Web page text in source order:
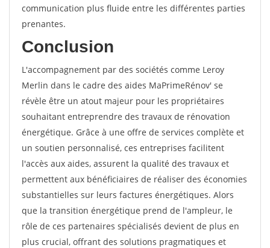
communication plus fluide entre les différentes parties
prenantes.
Conclusion
L'accompagnement par des sociétés comme Leroy
Merlin dans le cadre des aides MaPrimeRénov' se
révèle être un atout majeur pour les propriétaires
souhaitant entreprendre des travaux de rénovation
énergétique. Grâce à une offre de services complète et
un soutien personnalisé, ces entreprises facilitent
l'accès aux aides, assurent la qualité des travaux et
permettent aux bénéficiaires de réaliser des économies
substantielles sur leurs factures énergétiques. Alors
que la transition énergétique prend de l'ampleur, le
rôle de ces partenaires spécialisés devient de plus en
plus crucial, offrant des solutions pragmatiques et